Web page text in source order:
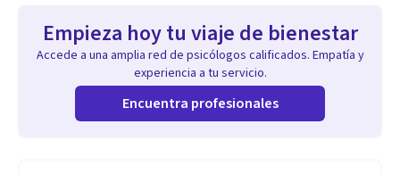
Empieza hoy tu viaje de bienestar
Accede a una amplia red de psicólogos calificados. Empatía y
experiencia a tu servicio.
Encuentra profesionales